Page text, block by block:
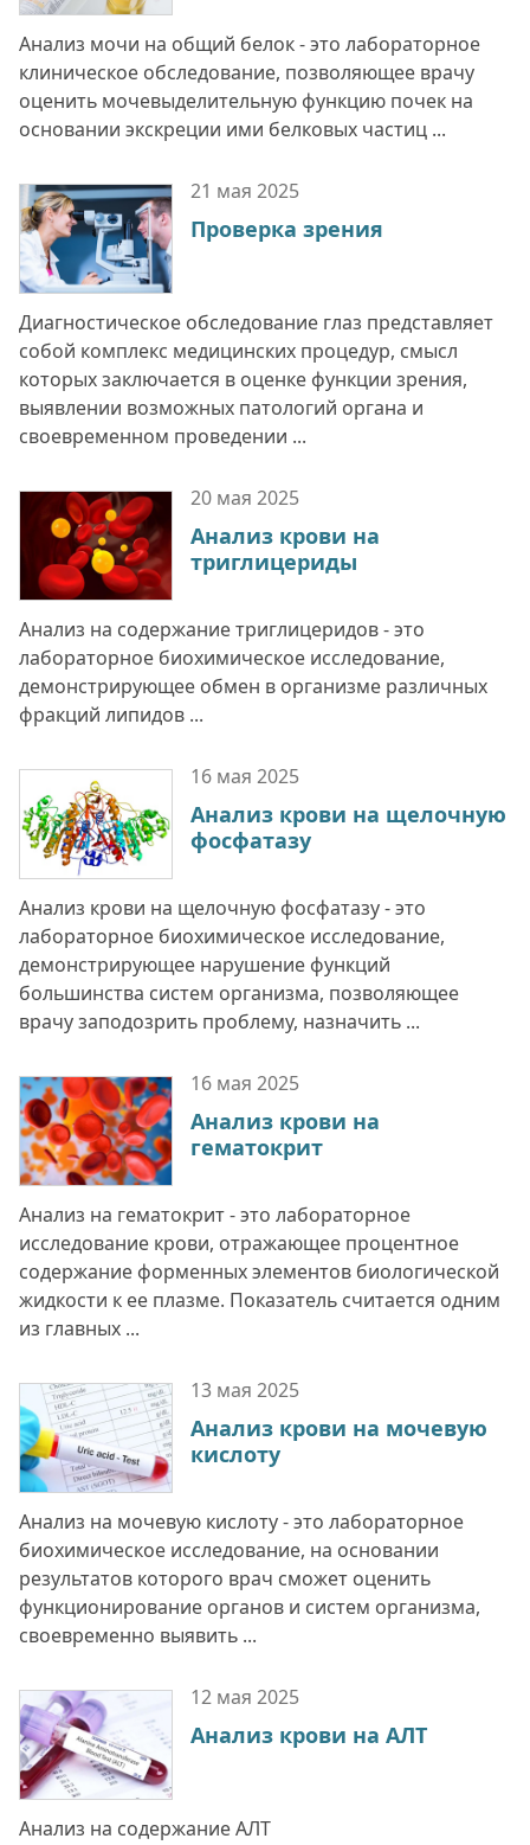
Анализ мочи на общий белок - это лабораторное
клиническое обследование, позволяющее врачу
оценить мочевыделительную функцию почек на
основании экскреции ими белковых частиц ...
21 мая 2025
Проверка зрения
Диагностическое обследование глаз представляет
собой комплекс медицинских процедур, смысл
которых заключается в оценке функции зрения,
выявлении возможных патологий органа и
своевременном проведении ...
20 мая 2025
Анализ крови на
триглицериды
Анализ на содержание триглицеридов - это
лабораторное биохимическое исследование,
демонстрирующее обмен в организме различных
фракций липидов ...
16 мая 2025
Анализ крови на щелочную
фосфатазу
Анализ крови на щелочную фосфатазу - это
лабораторное биохимическое исследование,
демонстрирующее нарушение функций
большинства систем организма, позволяющее
врачу заподозрить проблему, назначить ...
16 мая 2025
Анализ крови на
гематокрит
Анализ на гематокрит - это лабораторное
исследование крови, отражающее процентное
содержание форменных элементов биологической
жидкости к ее плазме. Показатель считается одним
из главных ...
13 мая 2025
Анализ крови на мочевую
кислоту
Анализ на мочевую кислоту - это лабораторное
биохимическое исследование, на основании
результатов которого врач сможет оценить
функционирование органов и систем организма,
своевременно выявить ...
12 мая 2025
Анализ крови на АЛТ
Анализ на содержание АЛТ